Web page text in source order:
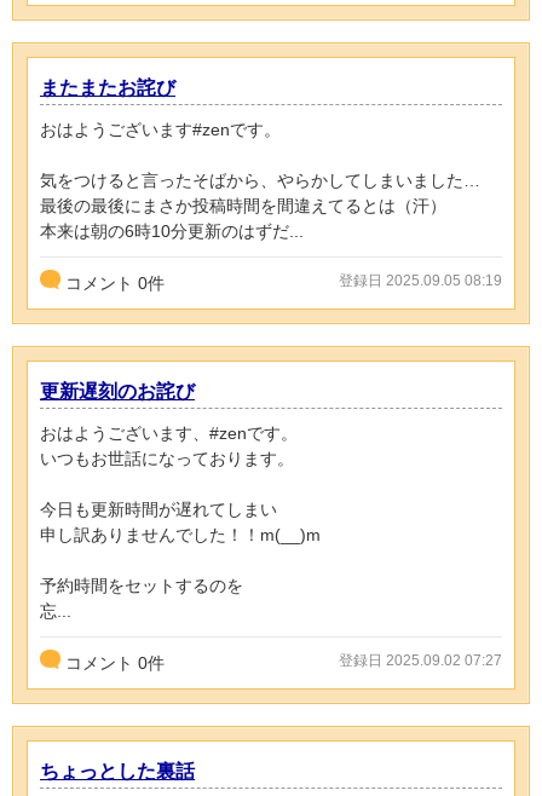
またまたお詫び
おはようございます#zenです。
気をつけると言ったそばから、やらかしてしまいました…
最後の最後にまさか投稿時間を間違えてるとは（汗）
本来は朝の6時10分更新のはずだ...
コメント 0件 登録日 2025.09.05 08:19
更新遅刻のお詫び
おはようございます、#zenです。
いつもお世話になっております。
今日も更新時間が遅れてしまい
申し訳ありませんでした！！m(__)m
予約時間をセットするのを
忘...
コメント 0件 登録日 2025.09.02 07:27
ちょっとした裏話